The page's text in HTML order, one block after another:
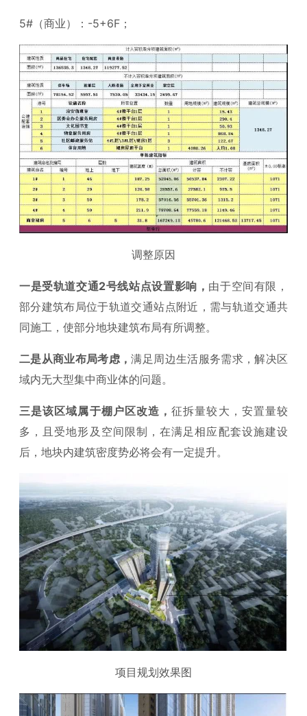
5#（商业）：-5+6F；
调整原因
一是受轨道交通2号线站点设置影响， 由于空间有限，
部分建筑布局位于轨道交通站点附近，需与轨道交通共
同施工，使部分地块建筑布局有所调整。
二是从商业布局考虑，满足周边生活服务需求，解决区
域内无大型集中商业体的问题。
三是该区域属于棚户区改造，征拆量较大，安置量较
多，且受地形及空间限制，在满足相应配套设施建设
后，地块内建筑密度势必将会有一定提升。
项目规划效果图